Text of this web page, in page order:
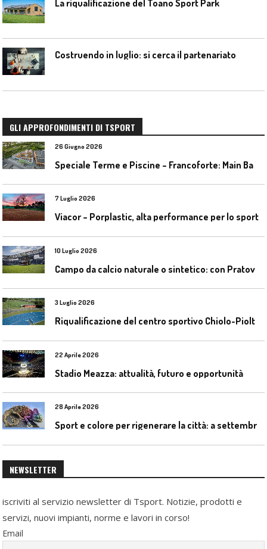
La riqualificazione del Toano Sport Park
Costruendo in luglio: si cerca il partenariato
GLI APPROFONDIMENTI DI TSPORT
26 Giugno 2026
7 Luglio 2026
Viacor – Porplastic, alta performance per lo sport
10 Luglio 2026
3 Luglio 2026
22 Aprile 2026
Stadio Meazza: attualità, futuro e opportunità
28 Aprile 2026
NEWSLETTER
iscriviti al servizio newsletter di Tsport. Notizie, prodotti e
servizi, nuovi impianti, norme e lavori in corso!
Email